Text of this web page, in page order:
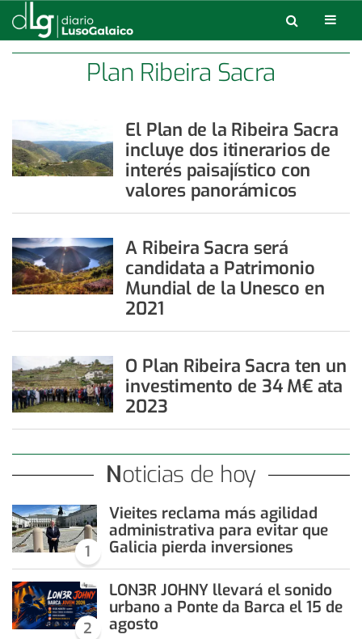
Plan Ribeira Sacra
El Plan de la Ribeira Sacra
incluye dos itinerarios de
interés paisajístico con
valores panorámicos
A Ribeira Sacra será
candidata a Patrimonio
Mundial de la Unesco en
2021
O Plan Ribeira Sacra ten un
investimento de 34 M€ ata
2023
Noticias de hoy
1
Vieites reclama más agilidad
administrativa para evitar que
Galicia pierda inversiones
2
LON3R JOHNY llevará el sonido
urbano a Ponte da Barca el 15 de
agosto